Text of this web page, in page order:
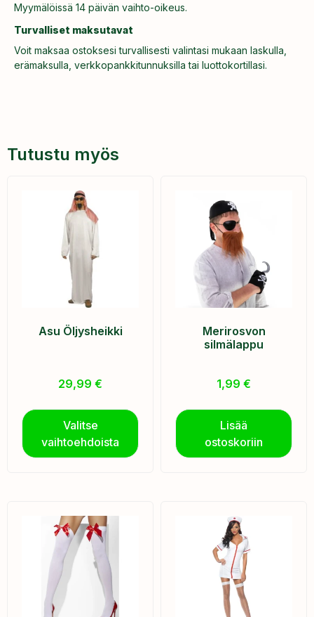
Myymälöissä 14 päivän vaihto-oikeus.
Turvalliset maksutavat
Voit maksaa ostoksesi turvallisesti valintasi mukaan laskulla,
erämaksulla, verkkopankkitunnuksilla tai luottokortillasi.
Tutustu myös
Asu Öljysheikki
29,99 €
Valitse
vaihtoehdoista
Merirosvon
silmälappu
1,99 €
Lisää
ostoskoriin